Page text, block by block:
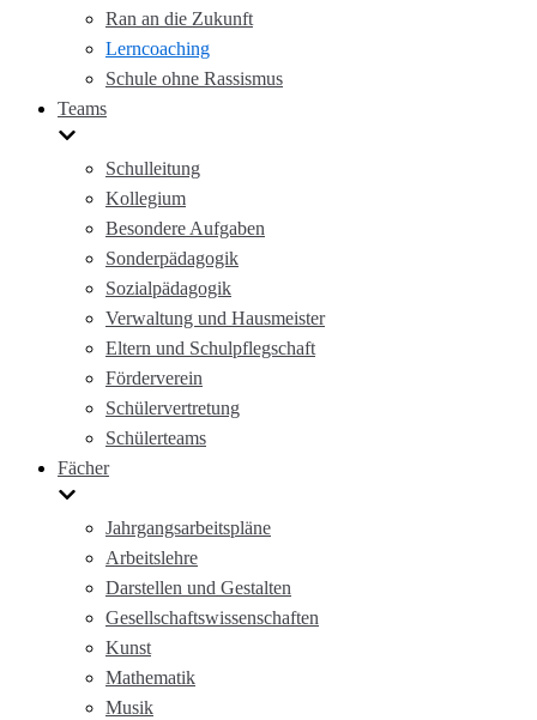
Ran an die Zukunft
Lerncoaching
Schule ohne Rassismus
Teams
Schulleitung
Kollegium
Besondere Aufgaben
Sonderpädagogik
Sozialpädagogik
Verwaltung und Hausmeister
Eltern und Schulpflegschaft
Förderverein
Schülervertretung
Schülerteams
Fächer
Jahrgangsarbeitspläne
Arbeitslehre
Darstellen und Gestalten
Gesellschaftswissenschaften
Kunst
Mathematik
Musik